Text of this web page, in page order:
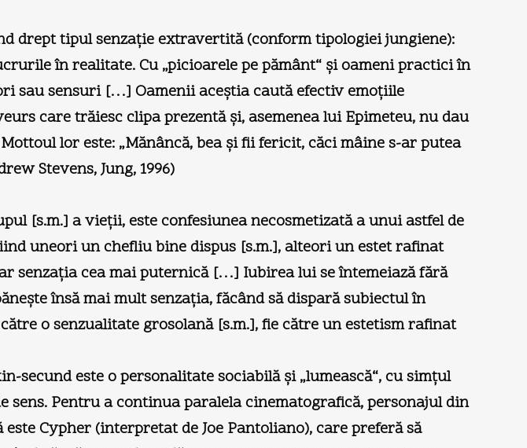
drept tipul senzaţie extravertită (conform tipologiei jungiene):
în realitate. Cu „picioarele pe pământ“ şi oameni practici în
sau sensuri […] Oamenii aceştia caută efectiv emoţiile
care trăiesc clipa prezentă şi, asemenea lui Epimeteu, nu dau
lor este: „Mănâncă, bea şi fii fericit, căci mâine s-ar putea
Stevens, Jung, 1996)
[s.m.] a vieţii, este confesiunea necosmetizată a unui astfel de
uneori un chefliu bine dispus [s.m.], alteori un estet rafinat
senzaţia cea mai puternică […] Iubirea lui se întemeiază fără
însă mai mult senzaţia, făcând să dispară subiectul în
o senzualitate grosolană [s.m.], fie către un estetism rafinat
este o personalitate sociabilă şi „lumească“, cu simţul
Pentru a continua paralela cinematografică, personajul din
Cypher (interpretat de Joe Pantoliano), care preferă să